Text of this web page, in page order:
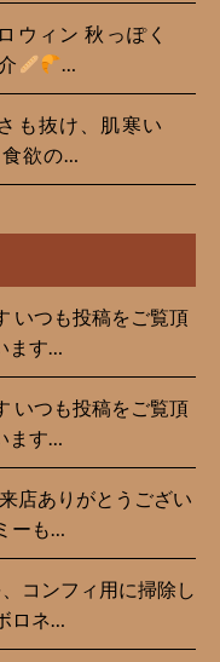
ウィン 秋っぽく
…
も抜け、肌寒い
欲の…
いつも投稿をご覧頂
ます…
いつも投稿をご覧頂
ます…
店ありがとうござい
ーも…
コンフィ用に掃除し
ロネ…